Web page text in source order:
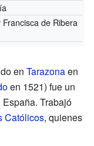
de Ribera
en Tarazonaen
en 1521) fue un
Trabajó
Católicos, quienes